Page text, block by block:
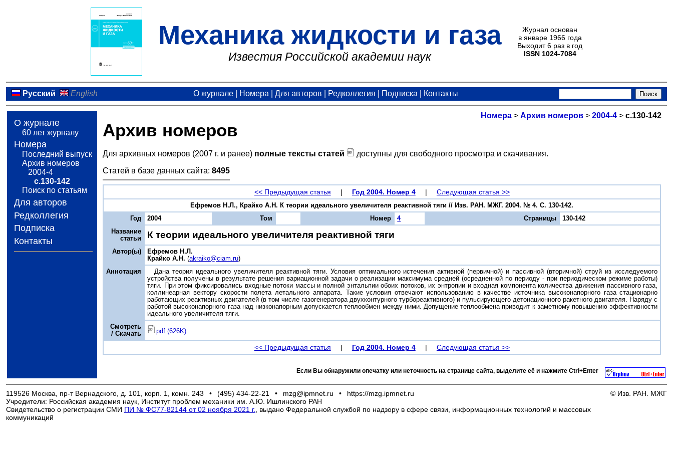
Механика жидкости и газа
Известия Российской академии наук
Журнал основан
в январе 1966 года
Выходит 6 раз в год
ISSN 1024-7084
Русский English О журнале Номера Для авторов Редколлегия Подписка Контакты
О журнале
60 лет журналу
Номера
Последний выпуск
Архив номеров
2004-4
с.130-142
Поиск по статьям
Для авторов
Редколлегия
Подписка
Контакты
Номера> Архив номеров> 2004-4> с.130-142
Архив номеров
Для архивных номеров (2007 г. и ранее) полные тексты статей
доступны для свободного просмотра и скачивания.
Статей в базе данных сайта: 8495
<< Предыдущая статья | Год 2004. Номер 4 | Следующая статья >>
Ефремов Н.Л., Крайко А.Н. К теории идеального увеличителя реактивной тяги // Изв. РАН. МЖГ. 2004. № 4. С. 130-142.
Год
2004 Том Номер 4 Страницы
130-142
Название
статьи
К теории идеального увеличителя реактивной тяги
Автор(ы)
Ефремов Н.Л.
Крайко А.Н. (akraiko@ciam.ru)
Аннотация
Дана теория идеального увеличителя реактивной тяги. Условия оптимального истечения активной (первичной) и пассивной (вторичной) струй из исследуемого
устройства получены в результате решения вариационной задачи о реализации максимума средней (осредненной по периоду - при периодическом режиме работы)
тяги. При этом фиксировались входные потоки массы и полной энтальпии обоих потоков, их энтропии и входная компонента количества движения пассивного газа,
коллинеарная вектору скорости полета летального аппарата. Такие условия отвечают использованию в качестве источника высоконапорного газа стационарно
работающих реактивных двигателей (в том числе газогенератора двухконтурного турбореактивного) и пульсирующего детонационного ракетного двигателя. Наряду с
работой высоконапорного газа над низконапорным допускается теплообмен между ними. Допущение теплообмена приводит к заметному повышению эффективности
идеального увеличителя тяги.
Смотреть
/ Скачать
pdf (626K)
<< Предыдущая статья | Год 2004. Номер 4 | Следующая статья >>
Если Вы обнаружили опечатку или неточность на странице сайта, выделите её и нажмите Ctrl+Enter
119526 Москва, пр-т Вернадского, д. 101, корп. 1, комн. 243 • (495) 434-22-21 • mzg@ipmnet.ru •
https://mzg.ipmnet.ru
Учредители: Российская академия наук, Институт проблем механики им. А.Ю. Ишлинского РАН
Свидетельство о регистрации СМИ ПИ № ФС77-82144 от 02 ноября 2021 г.
, выдано Федеральной службой по надзору в сфере связи, информационных технологий и массовых
коммуникаций
© Изв. РАН. МЖГ